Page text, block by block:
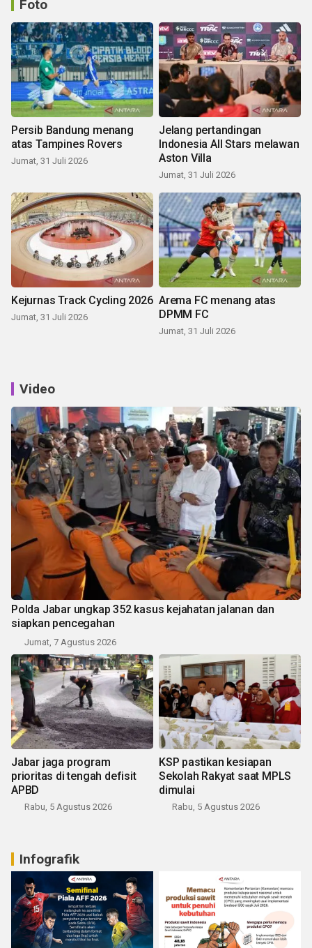
Foto
Persib Bandung menang
atas Tampines Rovers
Jumat, 31 Juli 2026
Jelang pertandingan
Indonesia All Stars melawan
Aston Villa
Jumat, 31 Juli 2026
Kejurnas Track Cycling 2026
Jumat, 31 Juli 2026
Arema FC menang atas
DPMM FC
Jumat, 31 Juli 2026
Video
Polda Jabar ungkap 352 kasus kejahatan jalanan dan
siapkan pencegahan
Jumat, 7 Agustus 2026
Jabar jaga program
prioritas di tengah defisit
APBD
Rabu, 5 Agustus 2026
KSP pastikan kesiapan
Sekolah Rakyat saat MPLS
dimulai
Rabu, 5 Agustus 2026
Infografik